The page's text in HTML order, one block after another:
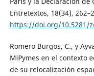
Entretextos, 18(34),
https://doi.org/10.5281/
Romero Burgos, C., y
MiPymes en el contexto
de su relocalización